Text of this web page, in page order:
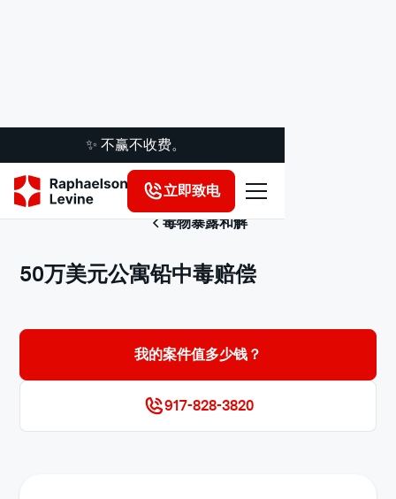
✨ 不赢不收费。
立即致电
毒物暴露和解
50万美元公寓铅中毒赔偿
我的案件值多少钱？
917-828-3820